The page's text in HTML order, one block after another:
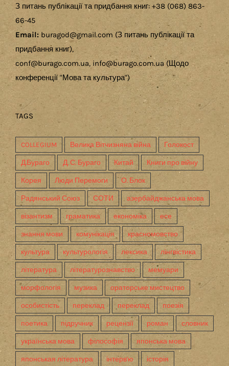
З питань публікації та придбання книг: +38 (068) 863-
66-45
Email: buragod@gmail.com (З питань публікації та
придбання книг),
conf@burago.com.ua, info@burago.com.ua (Щодо
конференції "Мова та культура")
TAGS
COLLEGIUM Велика Вітчизняна війна Голокост
Д.Бураго Д. С. Бураго Китай Книги про війну
Корея Люди Перемоги О. Блок
Радянський Союз СОТИ азербайджанська мова
візантизм граматика економіка есе
знання мови комунікація красномовство
культура культурологія лексика лінгвістика
література літературознавство мемуари
морфологія музика ораторське мистецтво
особистість переклад переклад поезія
поетика підручник рецензії роман словник
українська мова філософія японська мова
японськая література інтерв'ю історія